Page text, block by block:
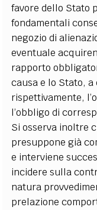
favore dello Stato
fondamentali
negozio di
eventuale
rapporto
causa e lo Stato,
rispettivamente,
l’obbligo di
Si osserva inoltre
presuppone già
e interviene
incidere sulla
natura
prelazione